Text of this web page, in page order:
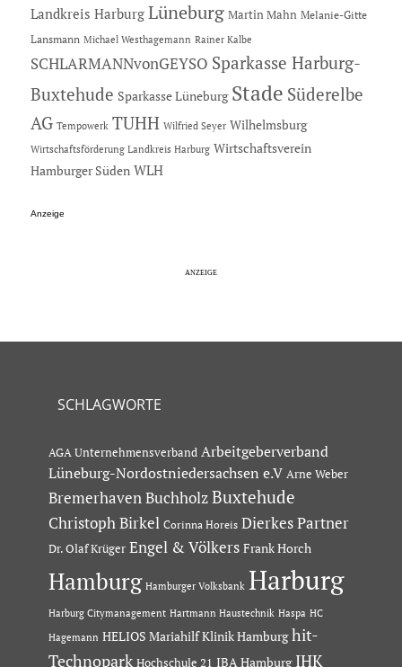
Landkreis Harburg Lüneburg Martin Mahn Melanie-Gitte
Lansmann Michael Westhagemann Rainer Kalbe
SCHLARMANNvonGEYSO Sparkasse Harburg-
Buxtehude Sparkasse Lüneburg Stade Süderelbe
AG Tempowerk TUHH Wilfried Seyer Wilhelmsburg
Wirtschaftsförderung Landkreis Harburg Wirtschaftsverein
Hamburger Süden WLH
Anzeige
SCHLAGWORTE
AGA Unternehmensverband Arbeitgeberverband
Lüneburg-Nordostniedersachsen e.V Arne Weber
Bremerhaven Buchholz Buxtehude
Christoph Birkel Corinna Horeis Dierkes Partner
Dr. Olaf Krüger Engel & Völkers Frank Horch
Hamburg Hamburger Volksbank Harburg
Harburg Citymanagement Hartmann Haustechnik Haspa HC
Hagemann HELIOS Mariahilf Klinik Hamburg hit-
Technopark Hochschule 21 IBA Hamburg IHK